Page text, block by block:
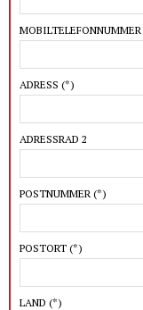
MOBILTELEFONNUMMER
ADRESS (*)
ADRESSRAD 2
POSTNUMMER (*)
POSTORT (*)
LAND (*)